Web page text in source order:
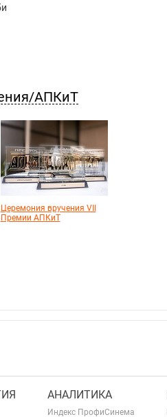
АПКиТ
Церемония вручения VII
Премии АПКиТ
АНАЛИТИКА
Индекс ПрофиСинема